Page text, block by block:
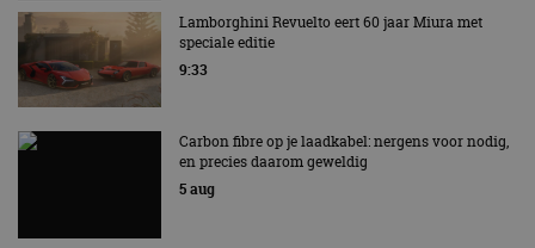
Lamborghini Revuelto eert 60 jaar Miura met
speciale editie
9:33
Carbon fibre op je laadkabel: nergens voor nodig,
en precies daarom geweldig
5 aug